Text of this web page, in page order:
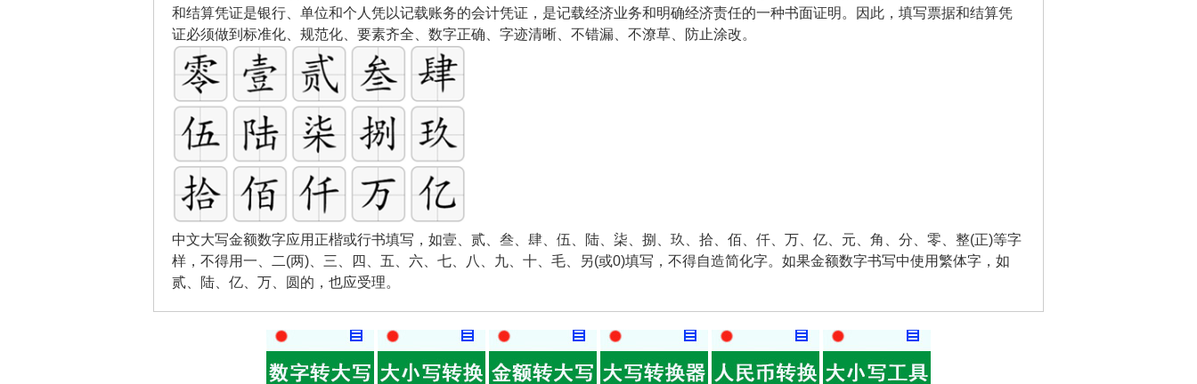
和结算凭证是银行、单位和个人凭以记载账务的会计凭证，是记载经济业务和明确经济责任的一种书面证明。因此，填写票据和结算凭
证必须做到标准化、规范化、要素齐全、数字正确、字迹清晰、不错漏、不潦草、防止涂改。
中文大写金额数字应用正楷或行书填写，如壹、贰、叁、肆、伍、陆、柒、捌、玖、拾、佰、仟、万、亿、元、角、分、零、整(正)等字
样，不得用一、二(两)、三、四、五、六、七、八、九、十、毛、另(或0)填写，不得自造简化字。如果金额数字书写中使用繁体字，如
贰、陆、亿、万、圆的，也应受理。